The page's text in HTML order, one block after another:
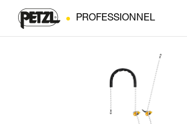
PROFESSIONNEL